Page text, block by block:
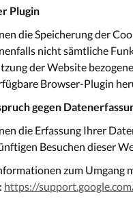
Plugin
die Speicherung der
nicht sämtliche
der Website
Browser-Plugin
gegen
die Erfassung Ihrer
Besuchen dieser
zum Umgang
https://